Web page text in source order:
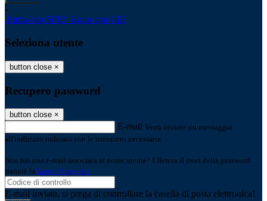
-
Entra con SPID Entra con CIE
Seleziona utente
button close ×
Recupero password
button close ×
E-mail Verrà inviato un messaggio
all'indirizzo indicato con le istruzioni necessarie.
Non hai una e-mail associata al nome utente? Effettua il reset della password
tramite la Login Spaggiari
E-mail inviata, si prega di controllare la casella di posta elettronica!